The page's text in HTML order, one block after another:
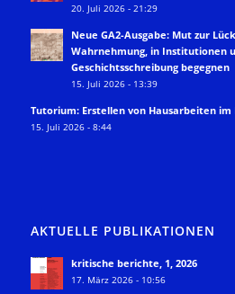
20. Juli 2026 - 21:29
Neue GA2-Ausgabe: Mut zur
Wahrnehmung, in Institutionen
Geschichtsschreibung begegnen
15. Juli 2026 - 13:39
Tutorium: Erstellen von Hausarbeiten im
15. Juli 2026 - 8:44
AKTUELLE PUBLIKATIONEN
kritische berichte, 1, 2026
17. März 2026 - 10:56